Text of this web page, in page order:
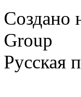
Создано
Group
Русская